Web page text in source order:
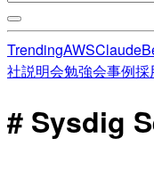
TrendingAWSClaude
社説明会勉強会事例採
# Sysdig